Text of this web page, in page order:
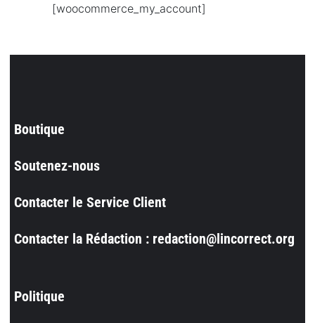
[woocommerce_my_account]
Boutique
Soutenez-nous
Contacter le Service Client
Contacter la Rédaction : redaction@lincorrect.org
Politique